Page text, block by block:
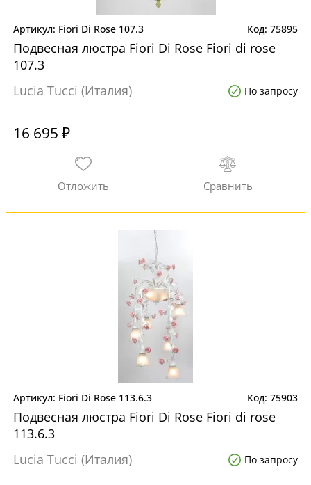
Fiori Di Rose 107.3 75895
Подвесная люстра Fiori Di Rose Fiori di rose
107.3
Lucia Tucci (Италия)
По запросу
16 695 ₽
Fiori Di Rose 113.6.3 75903
Подвесная люстра Fiori Di Rose Fiori di rose
113.6.3
Lucia Tucci (Италия)
По запросу